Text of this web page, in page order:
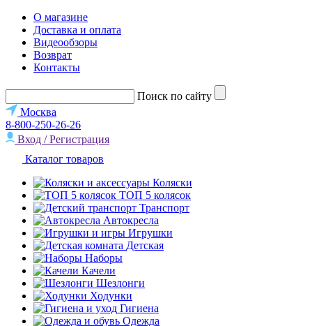
О магазине
Доставка и оплата
Видеообзоры
Возврат
Контакты
Поиск по сайту
Москва
8-800-250-26-26
Вход / Регистрация
Каталог товаров
Коляски
ТОП 5 колясок
Транспорт
Автокресла
Игрушки
Детская
Наборы
Качели
Шезлонги
Ходунки
Гигиена
Одежда